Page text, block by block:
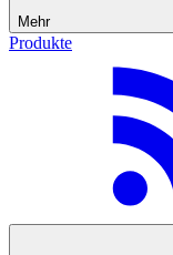
Mehr
Produkte